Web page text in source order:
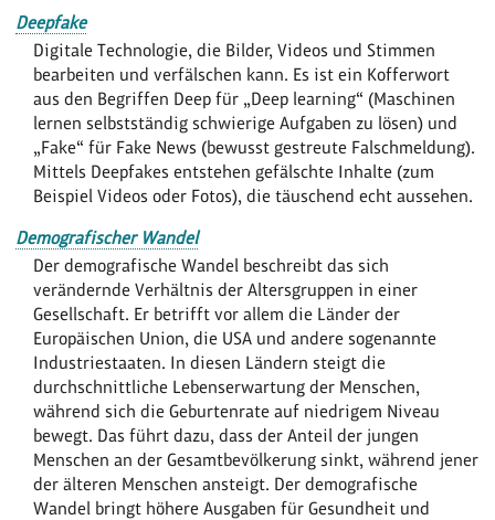
Deepfake
Digitale Technologie, die Bilder, Videos und Stimmen
bearbeiten und verfälschen kann. Es ist ein Kofferwort
aus den Begriffen Deep für „Deep learning“ (Maschinen
lernen selbstständig schwierige Aufgaben zu lösen) und
„Fake“ für Fake News (bewusst gestreute Falschmeldung).
Mittels Deepfakes entstehen gefälschte Inhalte (zum
Beispiel Videos oder Fotos), die täuschend echt aussehen.
Demografischer Wandel
Der demografische Wandel beschreibt das sich
verändernde Verhältnis der Altersgruppen in einer
Gesellschaft. Er betrifft vor allem die Länder der
Europäischen Union, die USA und andere sogenannte
Industriestaaten. In diesen Ländern steigt die
durchschnittliche Lebenserwartung der Menschen,
während sich die Geburtenrate auf niedrigem Niveau
bewegt. Das führt dazu, dass der Anteil der jungen
Menschen an der Gesamtbevölkerung sinkt, während jener
der älteren Menschen ansteigt. Der demografische
Wandel bringt höhere Ausgaben für Gesundheit und